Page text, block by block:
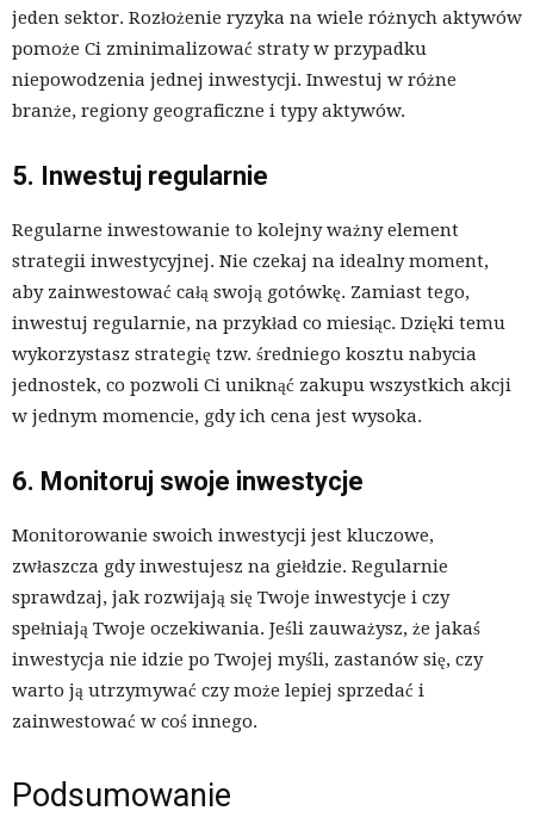
jeden sektor. Rozłożenie ryzyka na wiele różnych aktywów
pomoże Ci zminimalizować straty w przypadku
niepowodzenia jednej inwestycji. Inwestuj w różne
branże, regiony geograficzne i typy aktywów.
5. Inwestuj regularnie
Regularne inwestowanie to kolejny ważny element
strategii inwestycyjnej. Nie czekaj na idealny moment,
aby zainwestować całą swoją gotówkę. Zamiast tego,
inwestuj regularnie, na przykład co miesiąc. Dzięki temu
wykorzystasz strategię tzw. średniego kosztu nabycia
jednostek, co pozwoli Ci uniknąć zakupu wszystkich akcji
w jednym momencie, gdy ich cena jest wysoka.
6. Monitoruj swoje inwestycje
Monitorowanie swoich inwestycji jest kluczowe,
zwłaszcza gdy inwestujesz na giełdzie. Regularnie
sprawdzaj, jak rozwijają się Twoje inwestycje i czy
spełniają Twoje oczekiwania. Jeśli zauważysz, że jakaś
inwestycja nie idzie po Twojej myśli, zastanów się, czy
warto ją utrzymywać czy może lepiej sprzedać i
zainwestować w coś innego.
Podsumowanie